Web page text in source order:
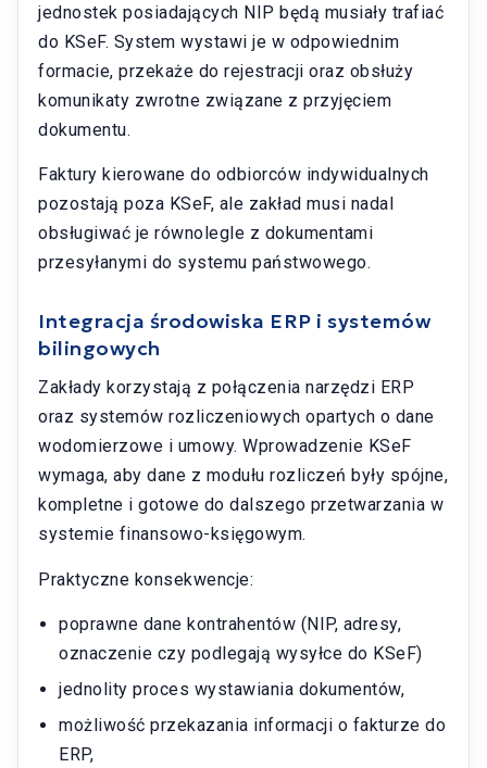
jednostek posiadających NIP będą musiały trafiać
do KSeF. System wystawi je w odpowiednim
formacie, przekaże do rejestracji oraz obsłuży
komunikaty zwrotne związane z przyjęciem
dokumentu.
Faktury kierowane do odbiorców indywidualnych
pozostają poza KSeF, ale zakład musi nadal
obsługiwać je równolegle z dokumentami
przesyłanymi do systemu państwowego.
Integracja środowiska ERP i systemów
bilingowych
Zakłady korzystają z połączenia narzędzi ERP
oraz systemów rozliczeniowych opartych o dane
wodomierzowe i umowy. Wprowadzenie KSeF
wymaga, aby dane z modułu rozliczeń były spójne,
kompletne i gotowe do dalszego przetwarzania w
systemie finansowo-księgowym.
Praktyczne konsekwencje:
poprawne dane kontrahentów (NIP, adresy,
oznaczenie czy podlegają wysyłce do KSeF)
jednolity proces wystawiania dokumentów,
możliwość przekazania informacji o fakturze do
ERP,